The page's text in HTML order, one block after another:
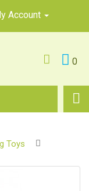
Account
0
Toys